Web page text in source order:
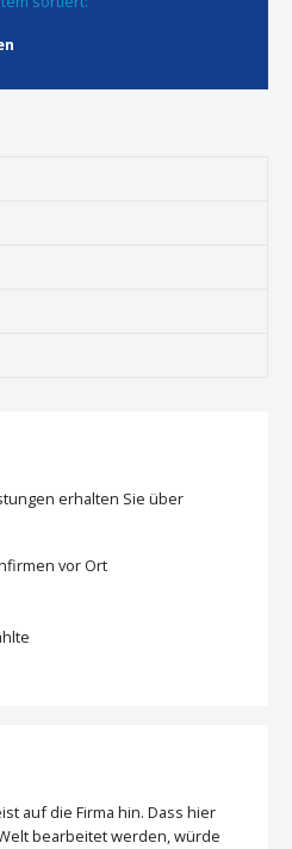
erhalten Sie über
vor Ort
auf die Firma hin. Dass hier
bearbeitet werden, würde